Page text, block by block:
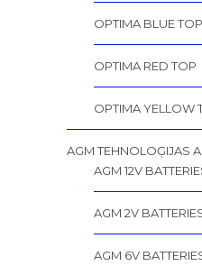
OPTIMA BLUE TOP
OPTIMA RED TOP
OPTIMA YELLOW
AGM TEHNOLOĢIJAS
AGM 12V
AGM 2V
AGM 6V